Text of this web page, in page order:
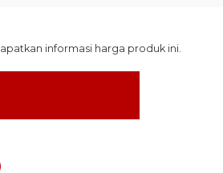
informasi harga produk ini.